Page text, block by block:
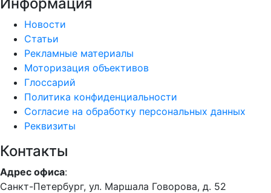
Новости
Статьи
Рекламные материалы
Моторизация объективов
Глоссарий
Политика конфиденциальности
Согласие на обработку персональных данных
Реквизиты
Контакты
Адрес офиса:
Санкт-Петербург, ул. Маршала Говорова, д. 52